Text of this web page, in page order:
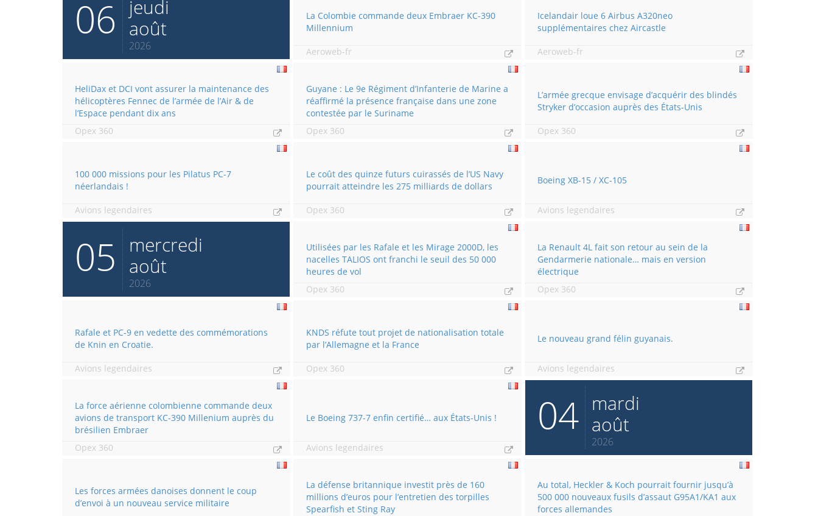
06
jeudi
août
2026
La Colombie commande deux Embraer KC-390
Millennium
Aeroweb-fr
Icelandair loue 6 Airbus A320neo
supplémentaires chez Aircastle
Aeroweb-fr
HeliDax et DCI vont assurer la maintenance des
hélicoptères Fennec de l’armée de l’Air & de
l’Espace pendant dix ans
Opex 360
Guyane : Le 9e Régiment d’Infanterie de Marine a
réaffirmé la présence française dans une zone
contestée par le Suriname
Opex 360
L’armée grecque envisage d’acquérir des blindés
Stryker d’occasion auprès des États-Unis
Opex 360
100 000 missions pour les Pilatus PC-7
néerlandais !
Avions legendaires
Le coût des quinze futurs cuirassés de l’US Navy
pourrait atteindre les 275 milliards de dollars
Opex 360
Boeing XB-15 / XC-105
Avions legendaires
05
mercredi
août
2026
Utilisées par les Rafale et les Mirage 2000D, les
nacelles TALIOS ont franchi le seuil des 50 000
heures de vol
Opex 360
La Renault 4L fait son retour au sein de la
Gendarmerie nationale… mais en version
électrique
Opex 360
Rafale et PC-9 en vedette des commémorations
de Knin en Croatie.
Avions legendaires
KNDS réfute tout projet de nationalisation totale
par l’Allemagne et la France
Opex 360
Le nouveau grand félin guyanais.
Avions legendaires
La force aérienne colombienne commande deux
avions de transport KC-390 Millenium auprès du
brésilien Embraer
Opex 360
Le Boeing 737-7 enfin certifié… aux États-Unis !
Avions legendaires
04 mardi
août
2026
Les forces armées danoises donnent le coup
d’envoi à un nouveau service militaire
La défense britannique investit près de 160
millions d’euros pour l’entretien des torpilles
Spearfish et Sting Ray
Au total, Heckler & Koch pourrait fournir jusqu’à
500 000 nouveaux fusils d’assaut G95A1/KA1 aux
forces allemandes